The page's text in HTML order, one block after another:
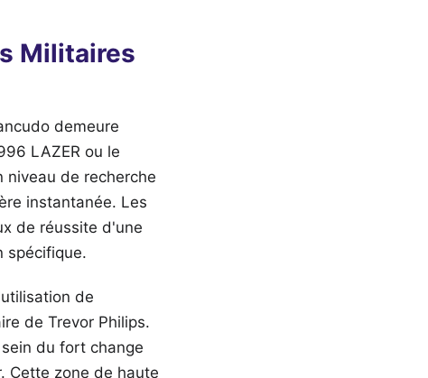
Militaires
demeure
LAZER ou le
niveau de recherche
instantanée. Les
de réussite d'une
spécifique.
de
de Trevor Philips.
du fort change
Cette zone de haute